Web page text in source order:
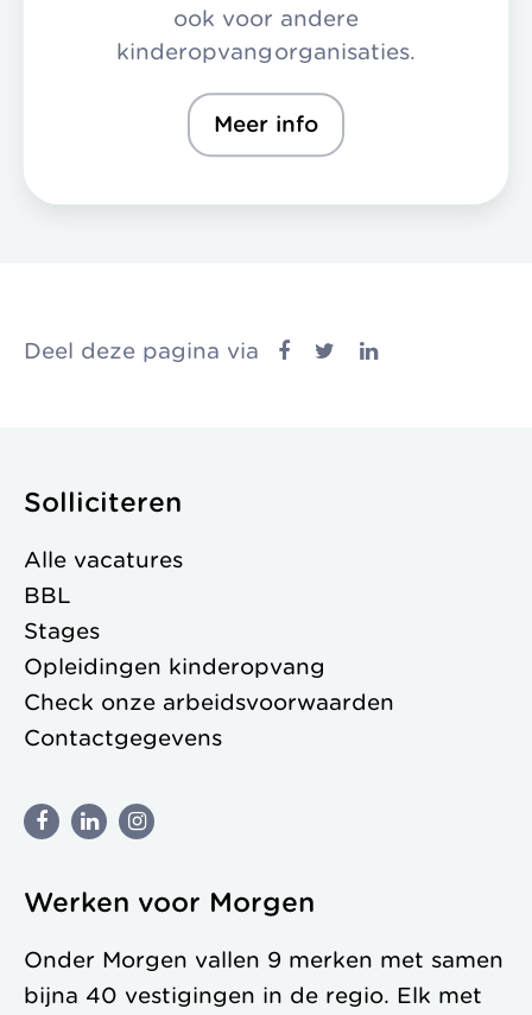
ook voor andere
kinderopvangorganisaties.
Meer info
Deel deze pagina via
Solliciteren
Alle vacatures
BBL
Stages
Opleidingen kinderopvang
Check onze arbeidsvoorwaarden
Contactgegevens
Werken voor Morgen
Onder Morgen vallen 9 merken met samen
bijna 40 vestigingen in de regio. Elk met